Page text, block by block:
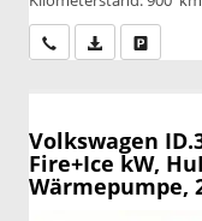
Wir rufen Sie an
PDF-Datei,
Volkswagen
Fire+Ice kW,
Wärmepumpe,